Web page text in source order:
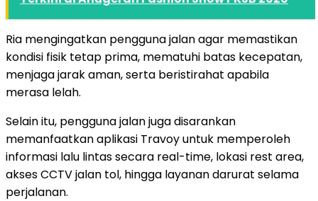
Ria mengingatkan pengguna jalan agar memastikan
kondisi fisik tetap prima, mematuhi batas kecepatan,
menjaga jarak aman, serta beristirahat apabila
merasa lelah.
Selain itu, pengguna jalan juga disarankan
memanfaatkan aplikasi Travoy untuk memperoleh
informasi lalu lintas secara real-time, lokasi rest area,
akses CCTV jalan tol, hingga layanan darurat selama
perjalanan.